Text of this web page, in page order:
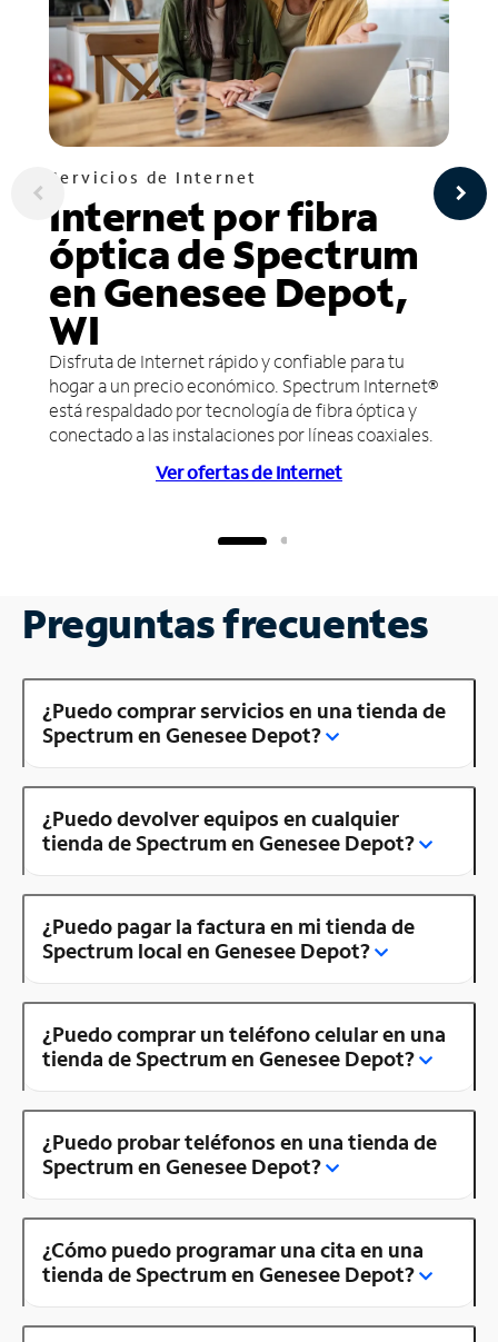
Servicios de Internet
Internet por fibra
óptica de Spectrum
en Genesee Depot,
WI
Disfruta de Internet rápido y confiable para tu
hogar a un precio económico. Spectrum Internet®
está respaldado por tecnología de fibra óptica y
conectado a las instalaciones por líneas coaxiales.
Ver ofertas de Internet
Preguntas frecuentes
¿Puedo comprar servicios en una tienda de
Spectrum en Genesee Depot?
¿Puedo devolver equipos en cualquier
tienda de Spectrum en Genesee Depot?
¿Puedo pagar la factura en mi tienda de
Spectrum local en Genesee Depot?
¿Puedo comprar un teléfono celular en una
tienda de Spectrum en Genesee Depot?
¿Puedo probar teléfonos en una tienda de
Spectrum en Genesee Depot?
¿Cómo puedo programar una cita en una
tienda de Spectrum en Genesee Depot?